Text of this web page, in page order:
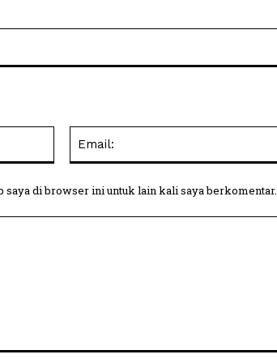
saya di browser ini untuk lain kali saya berkomentar.